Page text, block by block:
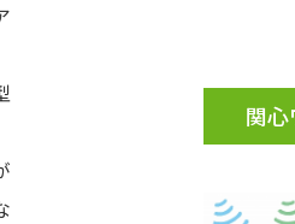
特集
スタート号特集ページ（高3生用）
関